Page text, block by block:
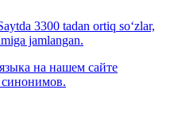
3300 tadan ortiq so‘zlar,
jamlangan.
на нашем сайте
синонимов.